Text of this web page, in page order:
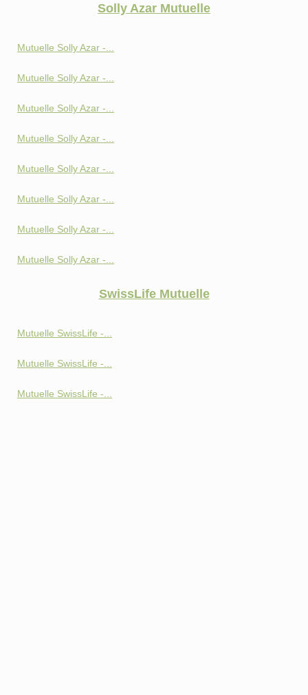
Solly Azar Mutuelle
Mutuelle Solly Azar -...
Mutuelle Solly Azar -...
Mutuelle Solly Azar -...
Mutuelle Solly Azar -...
Mutuelle Solly Azar -...
Mutuelle Solly Azar -...
Mutuelle Solly Azar -...
Mutuelle Solly Azar -...
SwissLife Mutuelle
Mutuelle SwissLife -...
Mutuelle SwissLife -...
Mutuelle SwissLife -...